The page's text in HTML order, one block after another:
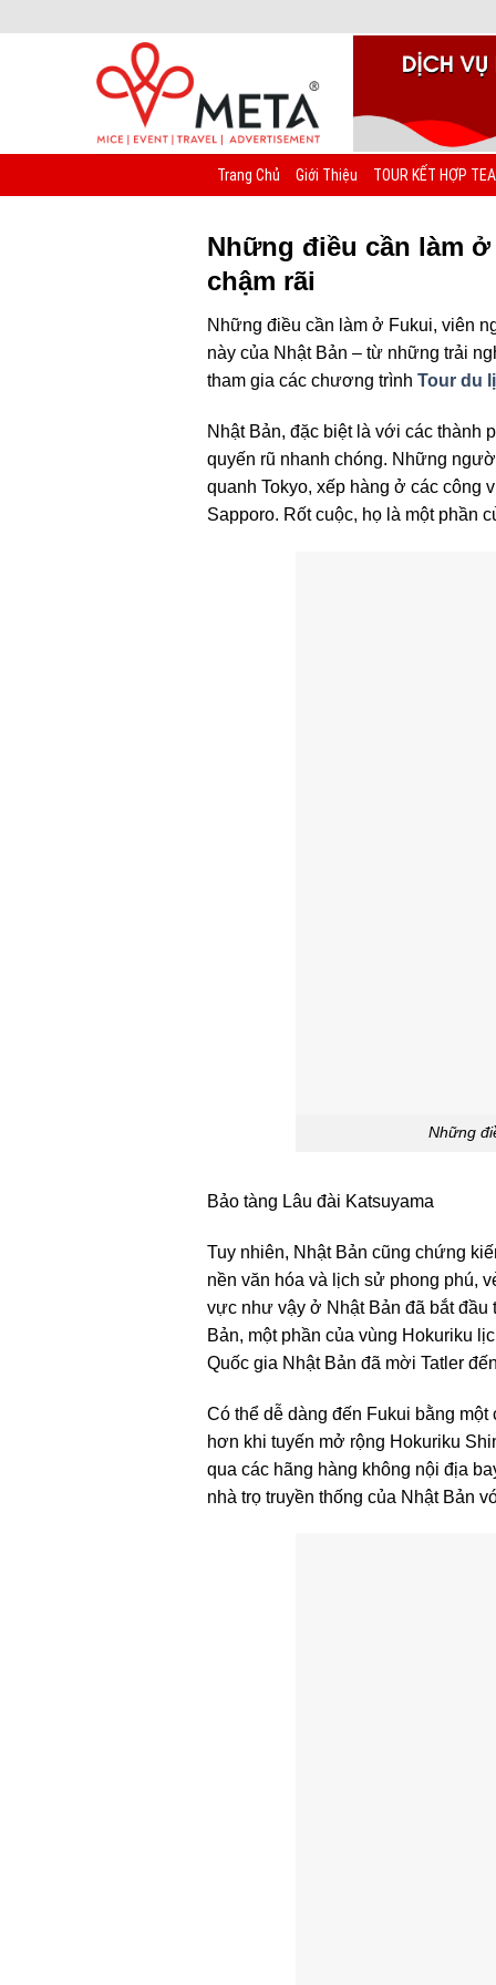
Trang Chủ Giới Thiệu TOUR KẾT HỢP
Những điều cần làm
chậm rãi
Những điều cần làm ở Fukui, viên
này của Nhật Bản – từ những trải
tham gia các chương trình Tour du
Nhật Bản, đặc biệt là với các thành
quyến rũ nhanh chóng. Những
quanh Tokyo, xếp hàng ở các công
Sapporo. Rốt cuộc, họ là một phần
Những
Bảo tàng Lâu đài Katsuyama
Tuy nhiên, Nhật Bản cũng chứng
nền văn hóa và lịch sử phong phú,
vực như vậy ở Nhật Bản đã bắt đầu
Bản, một phần của vùng Hokuriku
Quốc gia Nhật Bản đã mời Tatler
Có thể dễ dàng đến Fukui bằng
hơn khi tuyến mở rộng Hokuriku
qua các hãng hàng không nội địa
nhà trọ truyền thống của Nhật Bản